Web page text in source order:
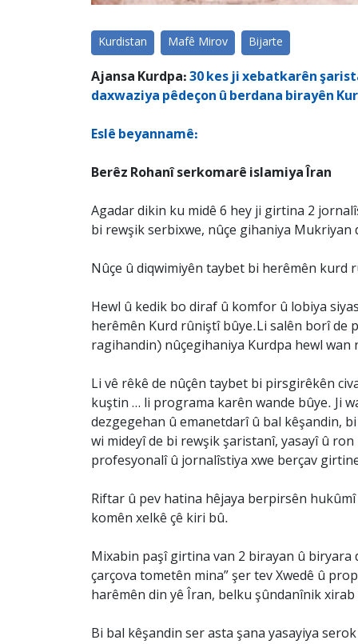
Kurdistan Mafê Mirov Bijarte
Ajansa Kurdpa: 30 kes ji xebatkarên
daxwaziya pêdeçon û berdana birayên
Eslê beyannamê:
Berêz Rohanî serkomarê islamiya Îran
Agadar dikin ku midê 6 hey ji girtina 2
bi rewşik serbixwe, nûçe gihaniya
Nûçe û diqwimiyên taybet bi herêmên
Hewl û kedik bo diraf û komfor û lobiya
herêmên Kurd rûniştî bûye.Li salên borî de
ragihandin) nûçegihaniya Kurdpa hewl
Li vê rêkê de nûçên taybet bi pirsgirêkên
kuştin … li programa karên wande bûye. Ji
dezgegehan û emanetdarî û bal kêşandin,
wi mideyî de bi rewşik şaristanî, yasayî û
profesyonalî û jornalîstiya xwe berçav
Riftar û pev hatina hêjaya berpirsên
komên xelkê çê kiri bû.
Mixabin paşî girtina van 2 birayan û
çarçova tometên mina” şer tev Xwedê û
harêmên din yê Îran, belku şûndanînik
Bi bal kêşandin ser asta şana yasayiya